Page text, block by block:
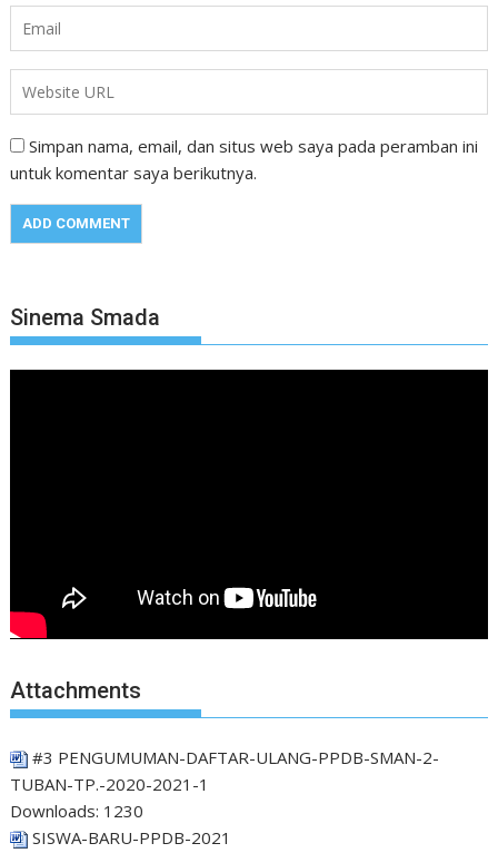
Simpan nama, email, dan situs web saya pada peramban ini
untuk komentar saya berikutnya.
Sinema Smada
Attachments
#3 PENGUMUMAN-DAFTAR-ULANG-PPDB-SMAN-2-
TUBAN-TP.-2020-2021-1
Downloads: 1230
SISWA-BARU-PPDB-2021